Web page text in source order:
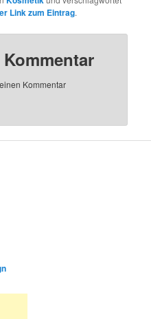
Link zum Eintrag.
Kommentar